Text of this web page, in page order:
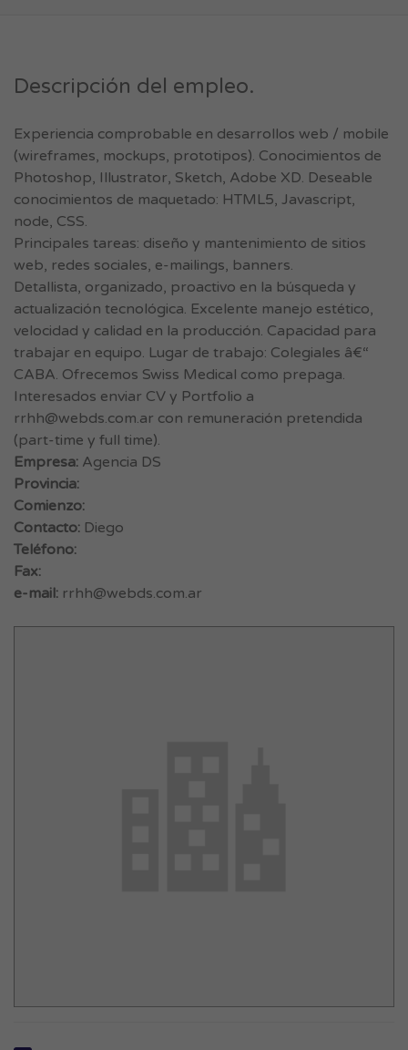
Descripción del empleo.
Experiencia comprobable en desarrollos web / mobile
(wireframes, mockups, prototipos). Conocimientos de
Photoshop, Illustrator, Sketch, Adobe XD. Deseable
conocimientos de maquetado: HTML5, Javascript,
node, CSS.
Principales tareas: diseño y mantenimiento de sitios
web, redes sociales, e-mailings, banners.
Detallista, organizado, proactivo en la búsqueda y
actualización tecnológica. Excelente manejo estético,
velocidad y calidad en la producción. Capacidad para
trabajar en equipo. Lugar de trabajo: Colegiales â€“
CABA. Ofrecemos Swiss Medical como prepaga.
Interesados enviar CV y Portfolio a
rrhh@webds.com.ar con remuneración pretendida
(part-time y full time).
Empresa: Agencia DS
Provincia:
Comienzo:
Contacto: Diego
Teléfono:
Fax:
e-mail: rrhh@webds.com.ar